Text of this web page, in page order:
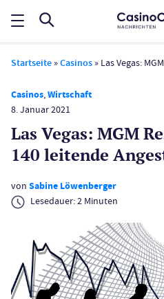
Startseite »Casinos » Las Vegas: MGM
Casinos,Wirtschaft
8. Januar 2021
Las Vegas: MGM
140 leitende
von Sabine Löwenberger
Lesedauer:2 Minuten